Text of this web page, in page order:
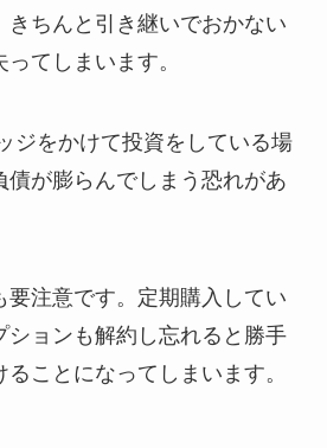
きちんと引き継いでおかない
てしまいます。
ジをかけて投資をしている場
債が膨らんでしまう恐れがあ
要注意です。定期購入してい
ションも解約し忘れると勝手
ことになってしまいます。